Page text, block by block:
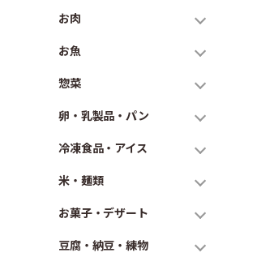
お肉
お魚
惣菜
卵・乳製品・パン
冷凍食品・アイス
米・麺類
お菓子・デザート
豆腐・納豆・練物